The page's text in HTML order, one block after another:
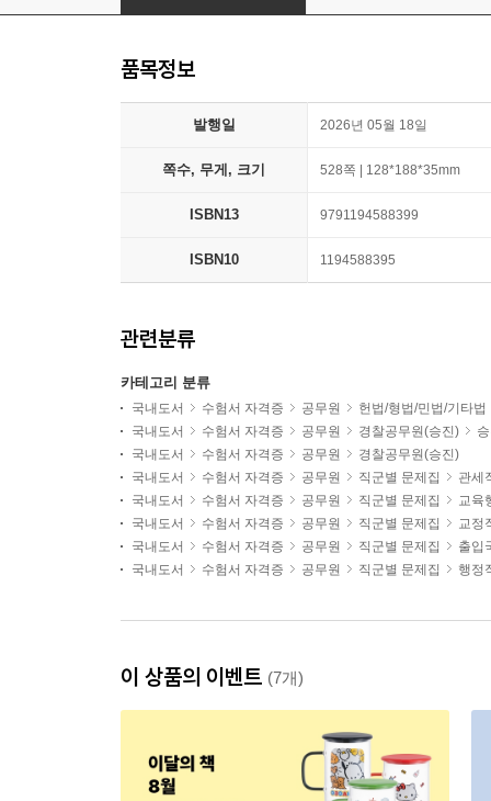
품목정보
발행일 2026년 05월 18일
쪽수, 무게, 크기 528쪽 | 128*188*35mm
ISBN13 9791194588399
ISBN10 1194588395
관련분류
카테고리 분류
국내도서 수험서 자격증 공무원
헌법/형법/민법/기타법
국내도서
수험서 자격증 공무원 경찰공무원(승진)
국내도서
수험서 자격증 공무원
경찰공무원(승진)
국내도서
수험서 자격증 공무원 직군별 문제집
관세
국내도서
수험서 자격증 공무원 직군별 문제집
교육
국내도서
수험서 자격증 공무원 직군별 문제집
교정
국내도서
수험서 자격증 공무원 직군별 문제집
출입
국내도서
수험서 자격증 공무원 직군별 문제집 행정
이 상품의 이벤트 (7개)